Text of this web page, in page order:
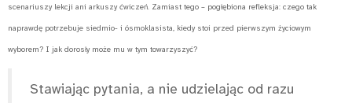
scenariuszy lekcji ani arkuszy ćwiczeń. Zamiast tego – pogłębiona refleksja: czego tak
naprawdę potrzebuje siedmio- i ósmoklasista, kiedy stoi przed pierwszym życiowym
wyborem? I jak dorosły może mu w tym towarzyszyć?
Stawiając pytania, a nie udzielając od razu